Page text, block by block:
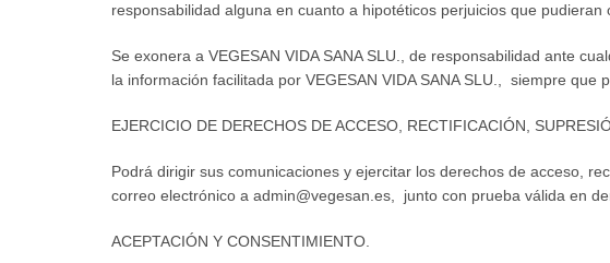
responsabilidad alguna en cuanto a hipotéticos perjuicios que pudieran
Se exonera a VEGESAN VIDA SANA SLU., de responsabilidad ante
la información facilitada por VEGESAN VIDA SANA SLU., siempre que
EJERCICIO DE DERECHOS DE ACCESO, RECTIFICACIÓN,
Podrá dirigir sus comunicaciones y ejercitar los derechos de acceso,
correo electrónico a admin@vegesan.es, junto con prueba válida en
ACEPTACIÓN Y CONSENTIMIENTO.